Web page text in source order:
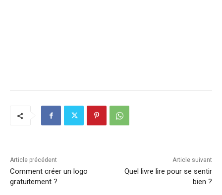
Article précédent
Comment créer un logo
gratuitement ?
Article suivant
Quel livre lire pour se sentir
bien ?